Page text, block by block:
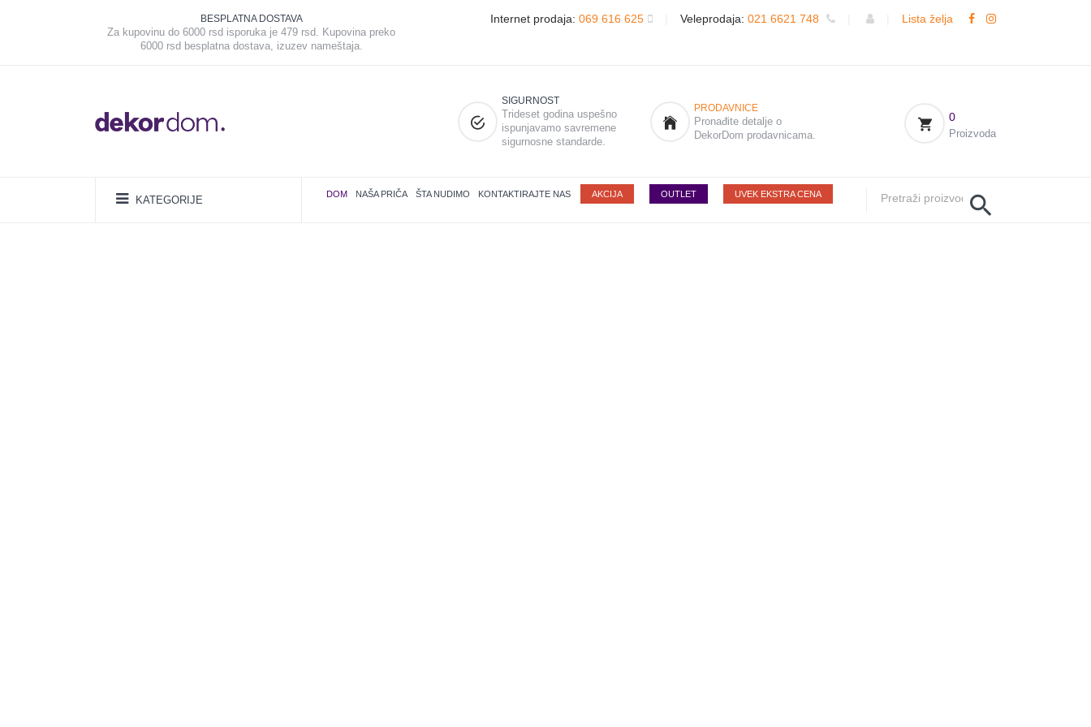
BESPLATNA DOSTAVA
Za kupovinu do 6000 rsd isporuka je 479 rsd. Kupovina preko
6000 rsd besplatna dostava, izuzev nameštaja.
Internet prodaja: 069 616 625 Veleprodaja: 021 6621 748 Lista želja
SIGURNOST
Trideset godina uspešno
ispunjavamo savremene
sigurnosne standarde.
PRODAVNICE
Pronađite detalje o
DekorDom prodavnicama.
0
Proizvoda
KATEGORIJE DOM NAŠA PRIČA ŠTA NUDIMO KONTAKTIRAJTE NAS AKCIJA OUTLET UVEK EKSTRA CENA